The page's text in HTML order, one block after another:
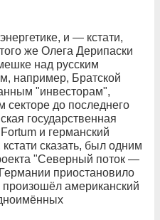
и — кстати,
же Олега Дерипаски
над русским
например, Братской
"инвесторам",
секторе до последнего
государственная
и германский
сказать, был одним
"Северный поток —
приостановило
американский